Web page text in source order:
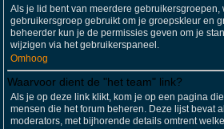
Als je lid bent van meerdere gebruikersgroepen,
gebruikersgroep gebruikt om je groepskleur en
beheerder kun je de permissies geven om je
wijzigen via het gebruikerspaneel.
Omhoog
Waarvoor dient de "het team" link?
Als je op deze link klikt, kom je op een pagina
mensen die het forum beheren. Deze lijst bevat
moderators, met bijhorende details omtrent